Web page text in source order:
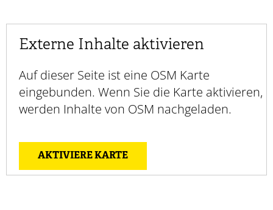
Externe Inhalte aktivieren
Auf dieser Seite ist eine OSM Karte
eingebunden. Wenn Sie die Karte aktivieren,
werden Inhalte von OSM nachgeladen.
AKTIVIERE KARTE